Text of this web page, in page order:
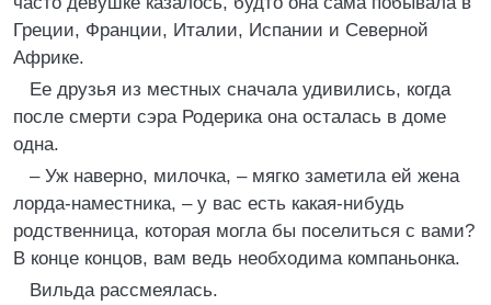
Греции, Франции, Италии, Испании и Северной
Африке.
Ее друзья из местных сначала удивились, когда
после смерти сэра Родерика она осталась в доме
одна.
– Уж наверно, милочка, – мягко заметила ей жена
лорда-наместника, – у вас есть какая-нибудь
родственница, которая могла бы поселиться с вами?
В конце концов, вам ведь необходима компаньонка.
Вильда рассмеялась.